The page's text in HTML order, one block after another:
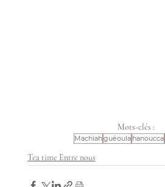
Mots-clés :
Machiahguéoula hanoucca
Tea time Entre nous